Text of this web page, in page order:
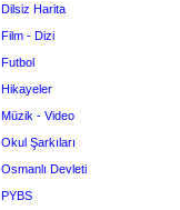
Dilsiz Harita
Film - Dizi
Futbol
Hikayeler
Müzik - Video
Okul Şarkıları
Osmanlı Devleti
PYBS